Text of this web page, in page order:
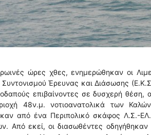
ώρες χθες, ενημερώθηκαν οι
Συντονισμού Έρευνας και Διάσωσης
επιβαίνοντες σε δυσχερή
48ν.μ. νοτιοανατολικά των
από ένα Περιπολικό σκάφος Λ.Σ.-
Από εκεί, οι διασωθέντες